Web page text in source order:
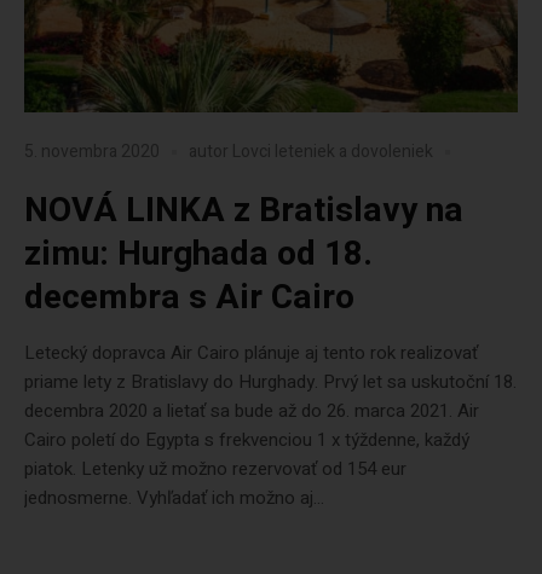
5. novembra 2020 autor Lovci leteniek a dovoleniek
NOVÁ LINKA z Bratislavy na
zimu: Hurghada od 18.
decembra s Air Cairo
Letecký dopravca Air Cairo plánuje aj tento rok realizovať
priame lety z Bratislavy do Hurghady. Prvý let sa uskutoční 18.
decembra 2020 a lietať sa bude až do 26. marca 2021. Air
Cairo poletí do Egypta s frekvenciou 1 x týždenne, každý
piatok. Letenky už možno rezervovať od 154 eur
jednosmerne. Vyhľadať ich možno aj...